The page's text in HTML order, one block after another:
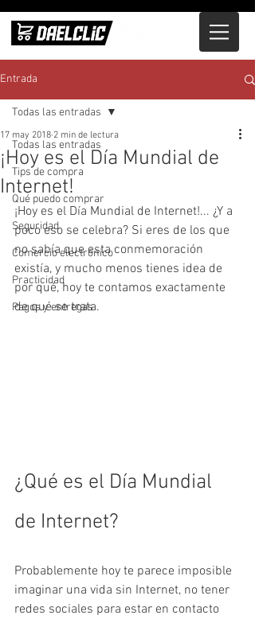
Entrada
Todas las entradas
Tips de compra
Qué puedo comprar
Seguridad
Comercio electrónico
Practicidad
Pagos y entregas
Todas las entradas
¡Hoy es el Día Mundial de
Internet!
17 may 2018 2 min de lectura
¡Hoy es el Día Mundial de Internet!... ¿Y a
poco eso se celebra? Si eres de los que
no sabía que esta conmemoración
existía, y mucho menos tienes idea de
por qué, hoy te contamos exactamente
de qué se trata.
¿Qué es el Día Mundial
de Internet?
Probablemente hoy te parece imposible
imaginar una vida sin Internet, no tener
redes sociales para estar en contacto